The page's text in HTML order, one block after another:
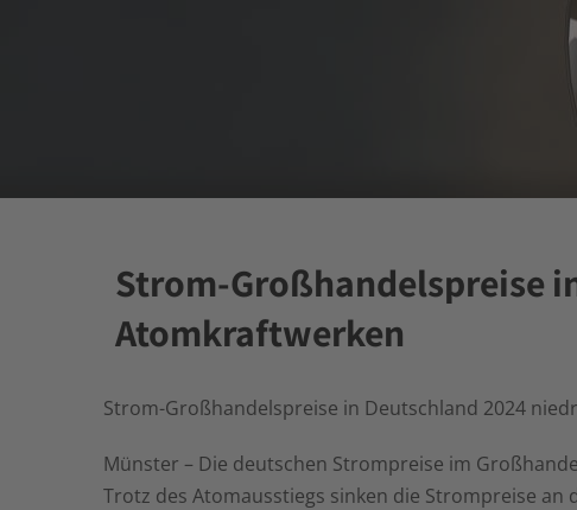
Strom-Großhandelspreise
Atomkraftwerken
Strom-Großhandelspreise in Deutschland 2024
Münster – Die deutschen Strompreise im
Trotz des Atomausstiegs sinken die Strompreise an